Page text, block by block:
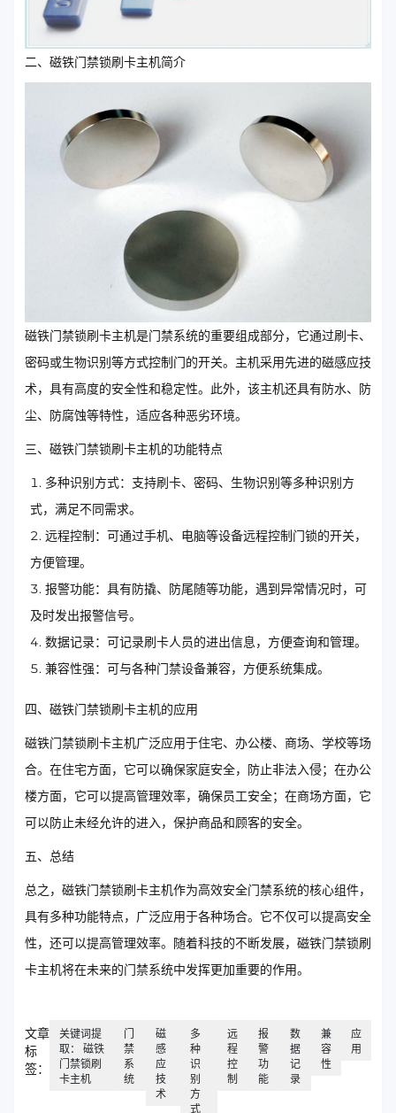
二、磁铁门禁锁刷卡主机简介
磁铁门禁锁刷卡主机是门禁系统的重要组成部分，它通过刷卡、
密码或生物识别等方式控制门的开关。主机采用先进的磁感应技
术，具有高度的安全性和稳定性。此外，该主机还具有防水、防
尘、防腐蚀等特性，适应各种恶劣环境。
三、磁铁门禁锁刷卡主机的功能特点
多种识别方式：支持刷卡、密码、生物识别等多种识别方
式，满足不同需求。
远程控制：可通过手机、电脑等设备远程控制门锁的开关，
方便管理。
报警功能：具有防撬、防尾随等功能，遇到异常情况时，可
及时发出报警信号。
数据记录：可记录刷卡人员的进出信息，方便查询和管理。
兼容性强：可与各种门禁设备兼容，方便系统集成。
四、磁铁门禁锁刷卡主机的应用
磁铁门禁锁刷卡主机广泛应用于住宅、办公楼、商场、学校等场
合。在住宅方面，它可以确保家庭安全，防止非法入侵；在办公
楼方面，它可以提高管理效率，确保员工安全；在商场方面，它
可以防止未经允许的进入，保护商品和顾客的安全。
五、总结
总之，磁铁门禁锁刷卡主机作为高效安全门禁系统的核心组件，
具有多种功能特点，广泛应用于各种场合。它不仅可以提高安全
性，还可以提高管理效率。随着科技的不断发展，磁铁门禁锁刷
卡主机将在未来的门禁系统中发挥更加重要的作用。
文章
标
签：
关键词提
取： 磁铁
门禁锁刷
卡主机
门
禁
系
统
磁
感
应
技
术
多
种
识
别
方
式
远
程
控
制
报
警
功
能
数
据
记
录
兼
容
性
应
用